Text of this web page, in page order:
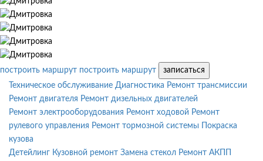
построить маршрут построить маршрут
записаться
Техническое обслуживание Диагностика Ремонт трансмиссии
Ремонт двигателя Ремонт дизельных двигателей
Ремонт электрооборудования Ремонт ходовой Ремонт
рулевого управления Ремонт тормозной системы
Покраска
кузова
Детейлинг Кузовной ремонт Замена стекол Ремонт АКПП